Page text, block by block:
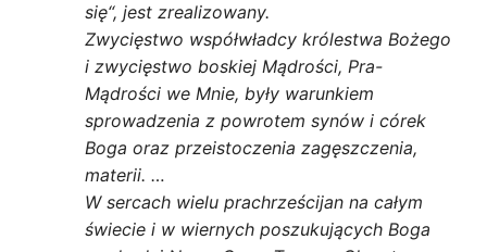
się“, jest zrealizowany.
Zwycięstwo współwładcy królestwa Bożego
i zwycięstwo boskiej Mądrości, Pra-
Mądrości we Mnie, były warunkiem
sprowadzenia z powrotem synów i córek
Boga oraz przeistoczenia zagęszczenia,
materii. …
W sercach wielu prachrześcijan na całym
świecie i w wiernych poszukujących Boga